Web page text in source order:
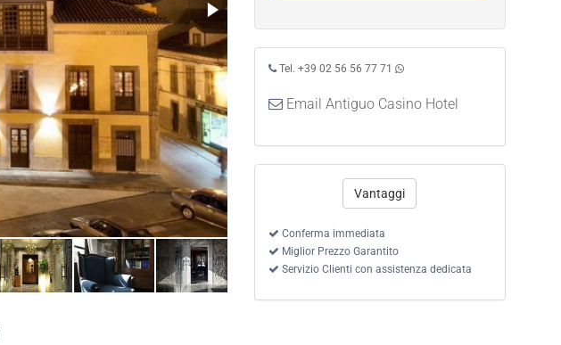
Tel. +39 02 56 56 77 71
Email Antiguo Casino Hotel
Vantaggi
Conferma immediata
Miglior Prezzo Garantito
Servizio Clienti con assistenza dedicata